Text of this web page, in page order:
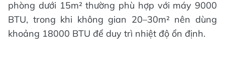
phòng dưới 15m² thường phù hợp với máy 9000
BTU, trong khi không gian 20–30m² nên dùng
khoảng 18000 BTU để duy trì nhiệt độ ổn định.